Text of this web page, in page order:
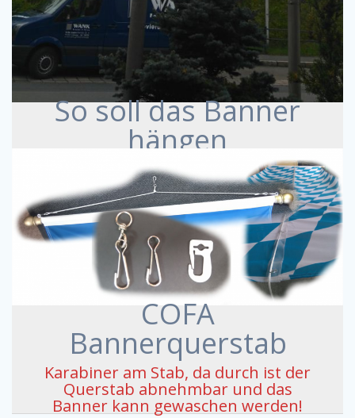
So soll das Banner
hängen
COFA
Bannerquerstab
Karabiner am Stab, da durch ist der
Querstab abnehmbar und das
Banner kann gewaschen werden!